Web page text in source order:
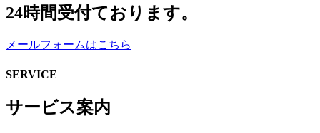
24時間受付ております。
メールフォームはこちら
SERVICE
サービス案内